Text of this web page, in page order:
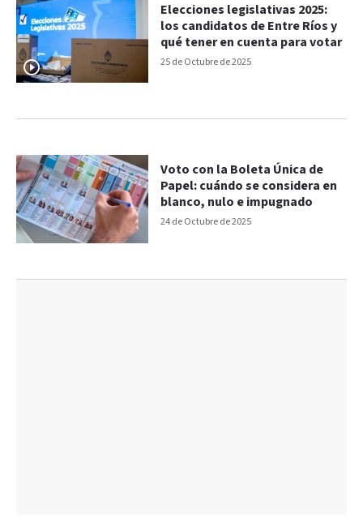
25 de Octubre de 2025
Elecciones legislativas 2025:
los candidatos de Entre Ríos y
qué tener en cuenta para votar
24 de Octubre de 2025
Voto con la Boleta Única de
Papel: cuándo se considera en
blanco, nulo e impugnado